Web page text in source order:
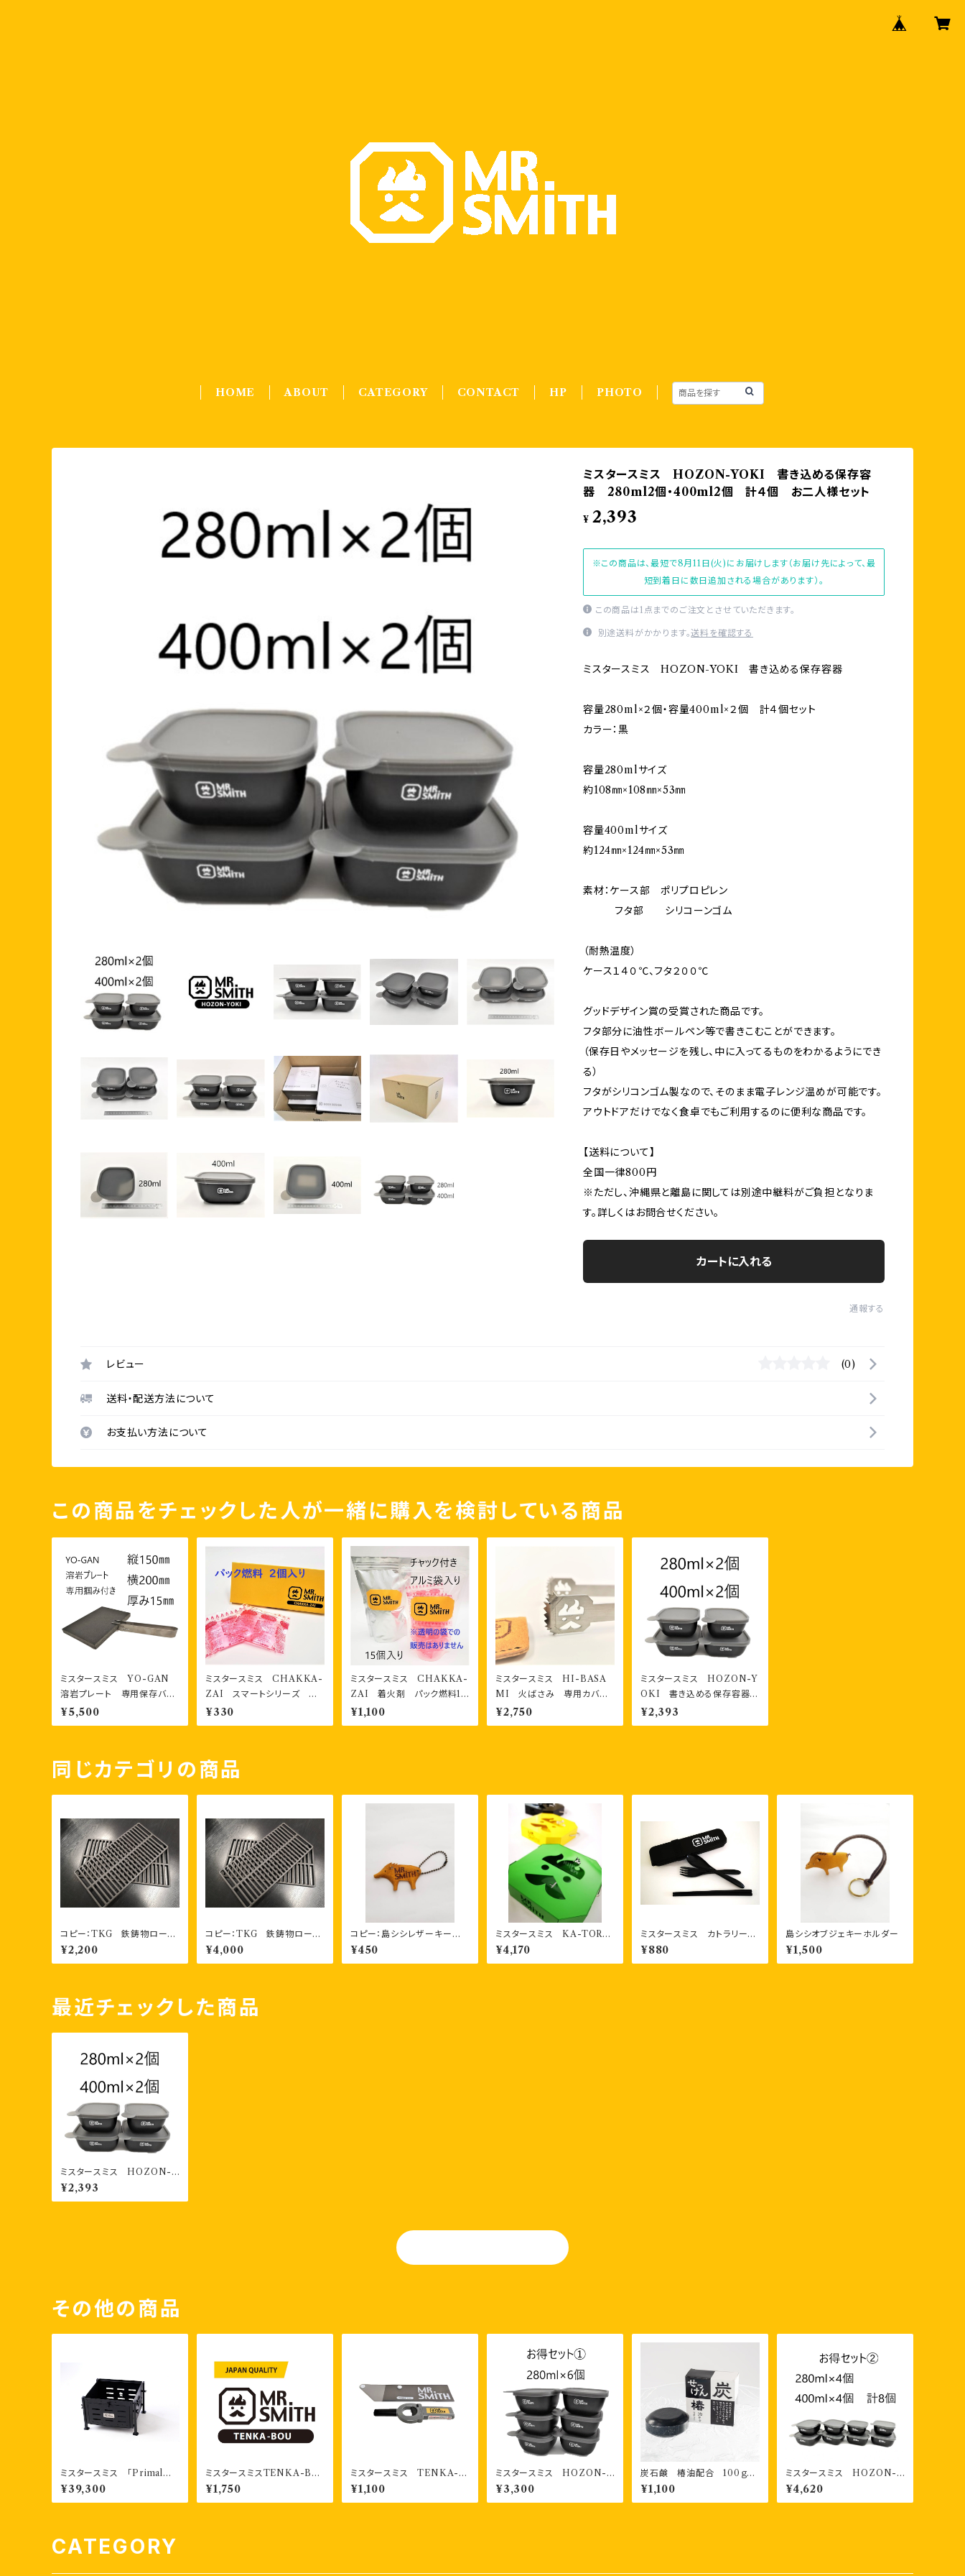
HOME ABOUT CATEGORY CONTACT HP PHOTO
ミスタースミス HOZON-YOKI 書き込める保存容
器 280ml2個・400ml2個 計４個 お二人様セット
¥ 2,393
※この商品は、最短で8月11日(火)にお届けします（お届け先によって、最
短到着日に数日追加される場合があります）。
この商品は1点までのご注文とさせていただきます。
別途送料がかかります。送料を確認する
ミスタースミス HOZON-YOKI 書き込める保存容器
容量280ml×２個・容量400ml×２個 計４個セット
カラー：黒
容量280mlサイズ
約108㎜×108㎜×53㎜
容量400mlサイズ
約124㎜×124㎜×53㎜
素材：ケース部 ポリプロピレン
フタ部 シリコーンゴム
（耐熱温度）
ケース１４０℃、フタ２００℃
グッドデザイン賞の受賞された商品です。
フタ部分に油性ボールペン等で書きこむことができます。
（保存日やメッセージを残し、中に入ってるものをわかるようにでき
る）
フタがシリコンゴム製なので、そのまま電子レンジ温めが可能です。
アウトドアだけでなく食卓でもご利用するのに便利な商品です。
【送料について】
全国一律800円
※ただし、沖縄県と離島に関しては別途中継料がご負担となりま
す。詳しくはお問合せください。
カートに入れる
通報する
レビュー (0)
送料・配送方法について
お支払い方法について
この商品をチェックした人が一緒に購入を検討している商品
ミスタースミス YO-GAN
溶岩プレート 専用保存バッ
ク、専用掴みジグ付き
¥5,500
ミスタースミス CHAKKA-
ZAI スマートシリーズ 着
火剤 パック燃料2個 箱入
り
¥330
ミスタースミス CHAKKA-
ZAI 着火剤 パック燃料15
個 チャック付き袋入り
¥1,100
ミスタースミス HI-BASA
MI 火ばさみ 専用カバー
付き
¥2,750
ミスタースミス HOZON-Y
OKI 書き込める保存容器
280ml2個・400ml2個 計４
個 お二人様セット
¥2,393
同じカテゴリの商品
コピー：TKG 鉄鋳物ロース
ター（焼アミ） １枚
¥2,200
コピー：TKG 鉄鋳物ロース
ター（焼アミ） お得な2枚セッ
ト
¥4,000
コピー：島シシレザーキーホ
ルダー 一枚もの
¥450
ミスタースミス KA-TORI
2 香取線香ホルダー（３色）
¥4,170
ミスタースミス カトラリーセ
ット（フォーク、スプーン、お箸）
エコなバンブー素材製品
¥880
島シシオブジェキーホルダー
¥1,500
最近チェックした商品
ミスタースミス HOZON-Y
OKI 書き込める保存容器
280ml2個・400ml2個 計４
個 お二人様セット
¥2,393
その他の商品
ミスタースミス 「Primal
剛」基本セット BBQ焼き台
¥39,300
ミスタースミスTENKA-BO
U ミスタースミス チャッカマ
ン（点火棒）×2個 袋１個付
き 2年保証付き
¥1,750
ミスタースミス TENKA-B
OU ミスタースミス チャッカ
マン（点火棒） 袋付き 2年保
証付き
¥1,100
ミスタースミス HOZON-Y
OKI 書き込める保存容器
280ml6個 お得セット①
¥3,300
炭石鹸 椿油配合 100ｇ×1
個
¥1,100
ミスタースミス HOZON-Y
OKI 書き込める保存容器
280ml4個・400ml４個 計
８個 お得セット②
¥4,620
CATEGORY